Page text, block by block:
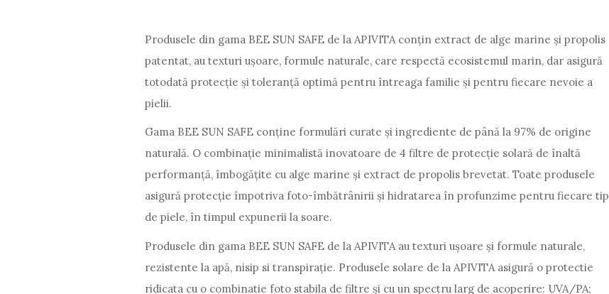
Produsele din gama BEE SUN SAFE de la APIVITA conțin extract de alge marine și propolis
patentat, au texturi ușoare, formule naturale, care respectă ecosistemul marin, dar asigură
totodată protecție și toleranță optimă pentru întreaga familie și pentru fiecare nevoie a
pielii.
Gama BEE SUN SAFE conține formulări curate și ingrediente de până la 97% de origine
naturală. O combinație minimalistă inovatoare de 4 filtre de protecție solară de înaltă
performanță, îmbogățite cu alge marine și extract de propolis brevetat. Toate produsele
asigură protecție împotriva foto-îmbătrânirii și hidratarea în profunzime pentru fiecare tip
de piele, în timpul expunerii la soare.
Produsele din gama BEE SUN SAFE de la APIVITA au texturi ușoare și formule naturale,
rezistente la apă, nisip si transpirație. Produsele solare de la APIVITA asigură o protectie
ridicata cu o combinatie foto stabila de filtre și cu un spectru larg de acoperire: UVA/PA;